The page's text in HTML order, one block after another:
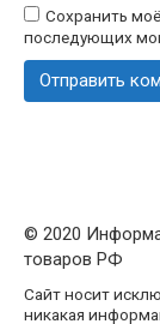
Сохранить
последующих
© 2020
товаров РФ
Сайт носит
никакая